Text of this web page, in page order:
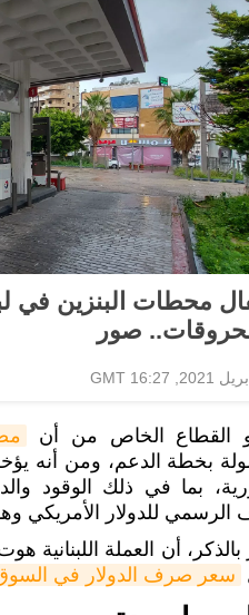
محطات البنزين في
صور
القطاع الخاص من أن
بخطة الدعم، ومن أنه يؤخر
بما في ذلك الوقود
للدولار الأمريكي وهو 1510 ليرات
بالذكر، أن العملة
سعر صرف الدولار في